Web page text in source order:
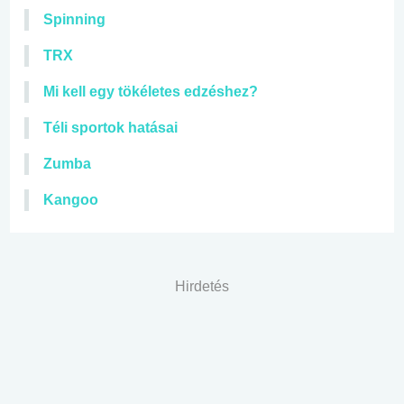
Spinning
TRX
Mi kell egy tökéletes edzéshez?
Téli sportok hatásai
Zumba
Kangoo
Hirdetés